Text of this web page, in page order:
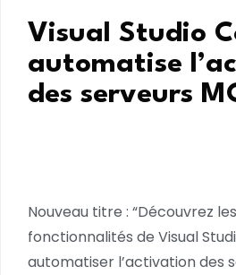
Visual Studio
automatise
des serveurs
Nouveau titre : “Découvrez
fonctionnalités de Visual
automatiser l’activation des